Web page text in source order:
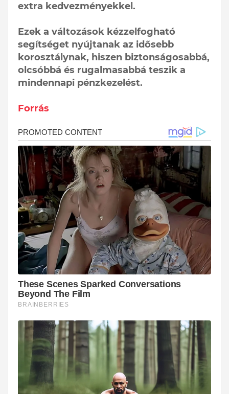
extra kedvezményekkel.
Ezek a változások kézzelfogható
segítséget nyújtanak az idősebb
korosztálynak, hiszen biztonságosabbá,
olcsóbbá és rugalmasabbá teszik a
mindennapi pénzkezelést.
Forrás